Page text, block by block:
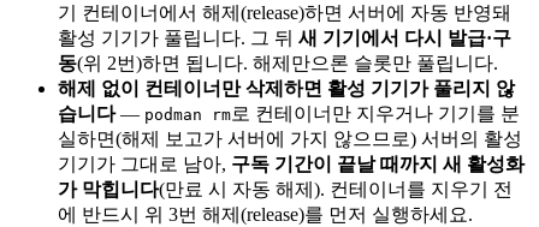
기 컨테이너에서 해제(release)하면 서버에 자동 반영돼
활성 기기가 풀립니다. 그 뒤 새 기기에서 다시 발급·구
동(위 2번)하면 됩니다. 해제만으론 슬롯만 풀립니다.
해제 없이 컨테이너만 삭제하면 활성 기기가 풀리지 않
습니다— podman rm로 컨테이너만 지우거나 기기를 분
실하면(해제 보고가 서버에 가지 않으므로) 서버의 활성
기기가 그대로 남아, 구독 기간이 끝날 때까지 새 활성화
가 막힙니다(만료 시 자동 해제). 컨테이너를 지우기 전
에 반드시 위 3번 해제(release)를 먼저 실행하세요.